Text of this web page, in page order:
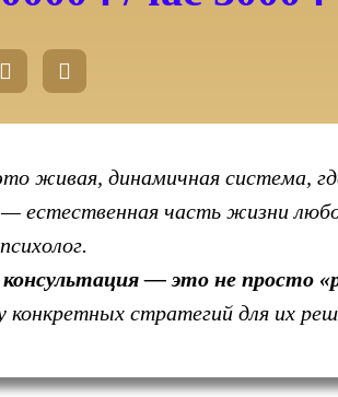
T
e
e
r
a
m
p
l
n
V
k
живая, динамичная система,
естественная часть жизни
— это не просто
конкретных стратегий для их